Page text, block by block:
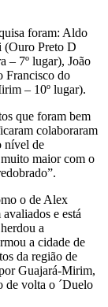
foram: Aldo
(Ouro Preto D
– 7º lugar), João
Francisco do
– 10º lugar).
que foram bem
colaboraram
nível de
maior com o
o de Alex
e está
a
a cidade de
da região de
Guajará-Mirim,
de volta o ´Duelo